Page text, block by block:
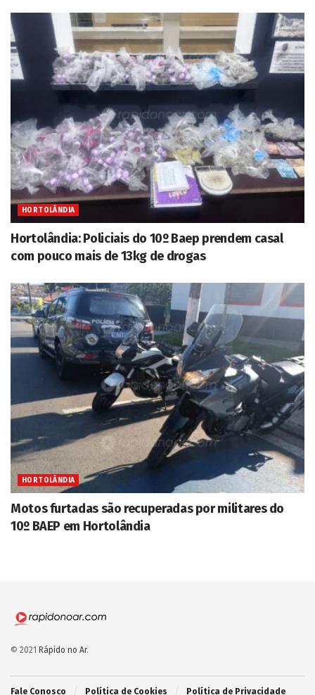
HORTOLÂNDIA
Hortolândia: Policiais do 10º Baep prendem casal
com pouco mais de 13kg de drogas
HORTOLÂNDIA
Motos furtadas são recuperadas por militares do
10º BAEP em Hortolândia
© 2021 Rápido no Ar.
Fale Conosco Política de Cookies Política de Privacidade